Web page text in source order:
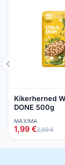
Kikerherned
DONE 500g
MAXIMA
1,99 €2,59 €